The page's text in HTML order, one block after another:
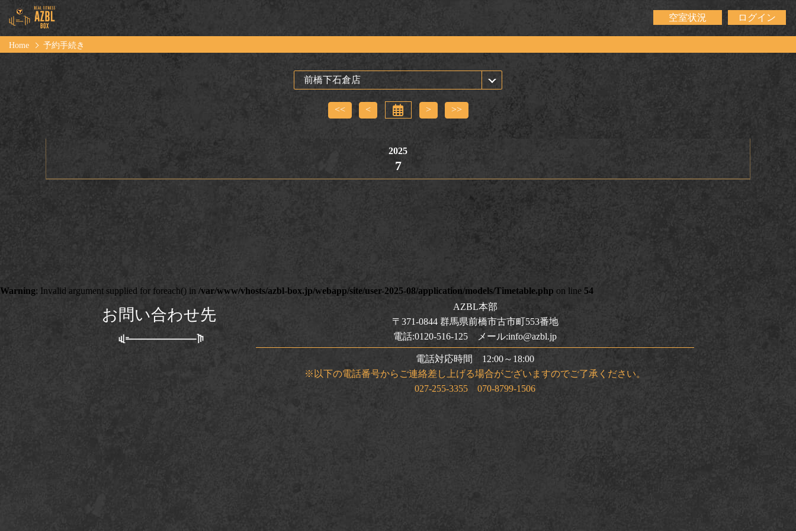
空室状況 ログイン
Home 予約手続き
<< < > >>
2025
7
Warning: Invalid argument supplied for foreach() in /var/www/vhosts/azbl-box.jp/webapp/site/user-2025-08/application/models/Timetable.php on line 54
お問い合わせ先
AZBL本部
〒371-0844 群馬県前橋市古市町553番地
電話:0120-516-125 メール:info@azbl.jp
電話対応時間 12:00～18:00
※以下の電話番号からご連絡差し上げる場合がございますのでご了承ください。
027-255-3355 070-8799-1506